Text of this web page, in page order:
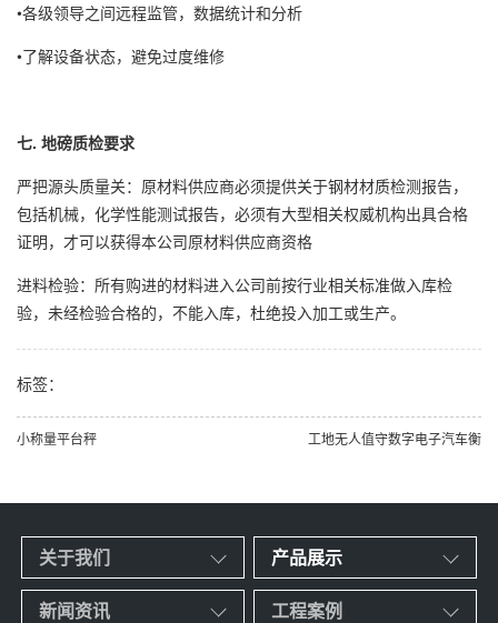
•各级领导之间远程监管，数据统计和分析
•了解设备状态，避免过度维修
七. 地磅质检要求
严把源头质量关：原材料供应商必须提供关于钢材材质检测报告，
包括机械，化学性能测试报告，必须有大型相关权威机构出具合格
证明，才可以获得本公司原材料供应商资格
进料检验：所有购进的材料进入公司前按行业相关标准做入库检
验，未经检验合格的，不能入库，杜绝投入加工或生产。
标签：
小称量平台秤 工地无人值守数字电子汽车衡
关于我们 产品展示
新闻资讯 工程案例